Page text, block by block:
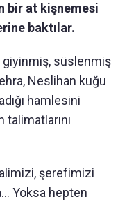
bir at kişnemesi
baktılar.
giyinmiş, süslenmiş
Neslihan kuğu
hamlesini
talimatlarını
şerefimizi
Yoksa hepten